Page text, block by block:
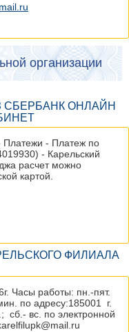
организации
СБЕРБАНК ОНЛАЙН
Платежи - Платеж по
- Карельский
расчет можно
картой.
ФИЛИАЛА
Часы работы: пн.-пят.
по адресу:185001 г.
сб.- вс. по электронной